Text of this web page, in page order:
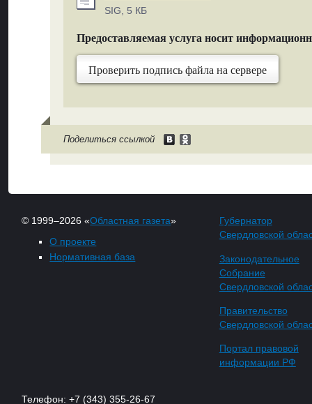
SIG, 5 КБ
Предоставляемая услуга носит
Проверить подпись файла на сервере
Поделиться ссылкой
© 1999–2026 «Областная газета»
О проекте
Нормативная база
Губернатор
Свердловской
Законодательное
Собрание
Свердловской
Правительство
Свердловской
Портал правовой
информации РФ
Телефон: +7 (343) 355-26-67